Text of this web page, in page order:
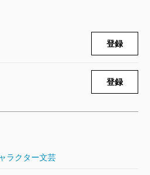
会いと、彼女の抱える暗い
第三話「老人と罪」では、凜
十三郎の事を調べたことか
スする。第四話「飢餓と夢」
んだ欲望と心情が抉られて
だけで判明するようになっ
登録
登録
ラクター文芸